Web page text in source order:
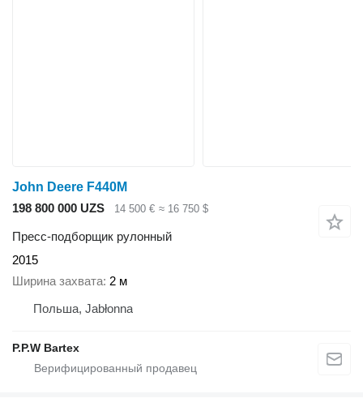
John Deere F440M
198 800 000 UZS
14 500 € ≈ 16 750 $
Пресс-подборщик рулонный
2015
Ширина захвата 2 м
Польша, Jabłonna
P.P.W Bartex